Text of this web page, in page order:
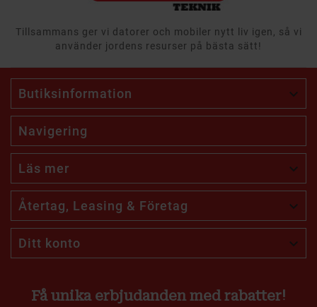
Tillsammans ger vi datorer och mobiler nytt liv igen, så vi
använder jordens resurser på bästa sätt!
Butiksinformation 
Navigering
Läs mer 
Återtag, Leasing & Företag 
Ditt konto 
Få unika erbjudanden med rabatter!